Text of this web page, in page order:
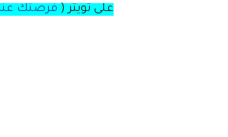
على تويتر( فرصتك عنا